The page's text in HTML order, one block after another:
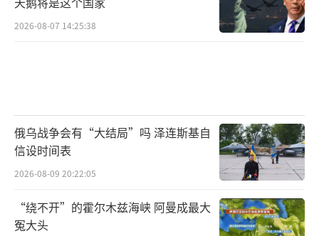
2026-08-07 14:25:38
俄乌战争会有“大结局”吗 泽连斯基自
信设时间表
2026-08-09 20:22:05
“绕不开”的霍尔木兹海峡 阿曼成最大
冤大头